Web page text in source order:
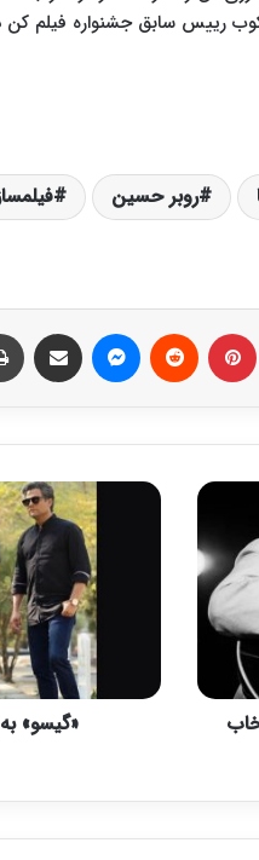
رییس سابق جشنواره فیلم کن
روبر حسین
«
پ
ن
«گیسو»